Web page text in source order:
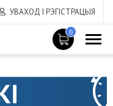
УВАХОД І РЭГІСТРАЦЫЯ
0